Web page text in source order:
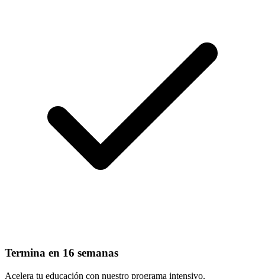
Termina en 16 semanas
Acelera tu educación con nuestro programa intensivo.